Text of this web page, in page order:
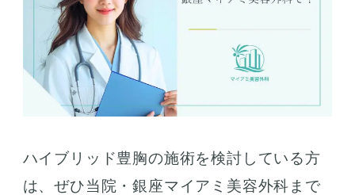
ハイブリッド豊胸の施術を検討している方
は、ぜひ当院・銀座マイアミ美容外科まで